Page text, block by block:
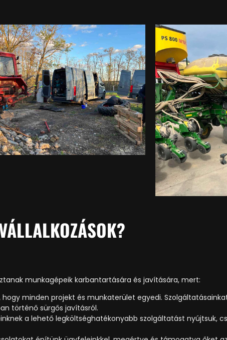
munkagépeik karbantartására és javítására, mert:
hogy minden projekt és munkaterület egyedi.
történő sürgős javításról.
a lehető legköltséghatékonyabb szolgáltatást nyújtsuk,